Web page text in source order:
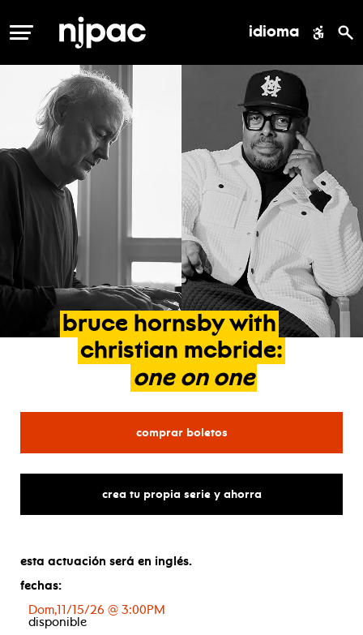
MENÚ idioma
bruce hornsby with
christian mcbride:
one on one
comprar boletospara bruce hornsby
crea tu propia serie y ahorra
esta actuación será en inglés.
fechas:
Dom,11/15/26 @ 3:00PM
disponible